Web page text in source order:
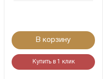
В корзину
Купить в 1 клик